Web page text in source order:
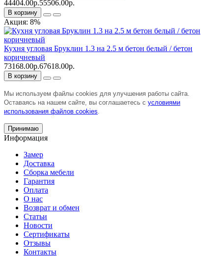
44404.00р.55506.00р.
В корзину
Акция: 8%
Кухня угловая Бруклин 1.3 на 2.5 м бетон белый / бетон
коричневый
73168.00р.67618.00р.
В корзину
Мы используем файлы cookies для улучшения работы сайта.
Оставаясь на нашем сайте, вы соглашаетесь с условиями
использования файлов cookies.
Принимаю
Информация
Замер
Доставка
Сборка мебели
Гарантия
Оплата
О нас
Возврат и обмен
Статьи
Новости
Сертификаты
Отзывы
Контакты